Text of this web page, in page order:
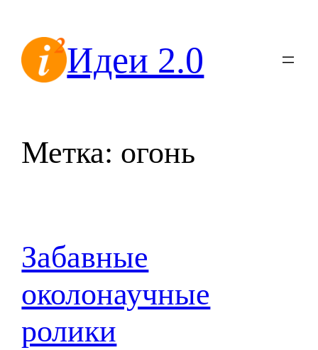
содержимомуИдеи 2.0
Метка: огонь
Забавные
околонаучные
ролики